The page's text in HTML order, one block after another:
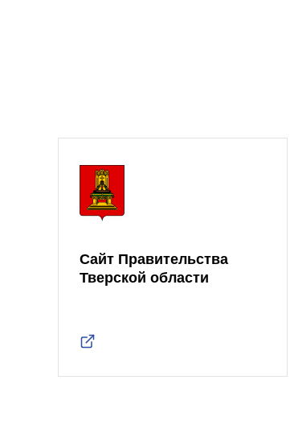
Сайт Правительства
Тверской области